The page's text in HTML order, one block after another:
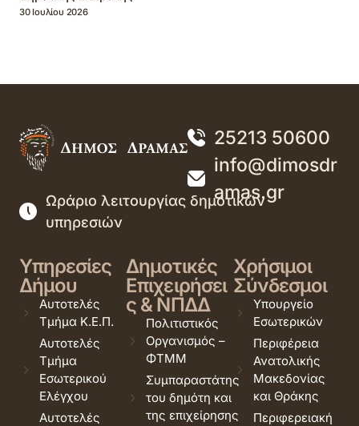
30 Ιουλίου 2026
25213 50600
info@dimosdr
amas.gr
Ωράριο λειτουργίας δημοτικών
υπηρεσιών
Υπηρεσίες
Δήμου
Αυτοτελές
Τμήμα Κ.Ε.Π.
Αυτοτελές
Τμήμα
Εσωτερικού
Ελέγχου
Αυτοτελές
Δημοτικές
Επιχειρήσει
ς & ΝΠΔΔ
Πολιτιστικός
Οργανισμός –
ΦΤΜΜ
Συμπαραστάτης
του δημότη και
της επιχείρησης
Χρήσιμοι
Σύνδεσμοι
Υπουργείο
Εσωτερικών
Περιφέρεια
Ανατολικής
Μακεδονίας
και Θράκης
Περιφερειακή